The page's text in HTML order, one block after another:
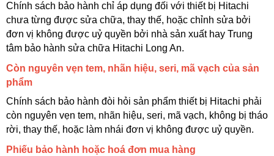
Chính sách bảo hành chỉ áp dụng đối với thiết bị Hitachi
chưa từng được sửa chữa, thay thế, hoặc chỉnh sửa bởi
đơn vị không được uỷ quyền bởi nhà sản xuất hay Trung
tâm bảo hành sửa chữa Hitachi Long An.
Còn nguyên vẹn tem, nhãn hiệu, seri, mã vạch của sản
phẩm
Chính sách bảo hành đòi hỏi sản phẩm thiết bị Hitachi phải
còn nguyên vẹn tem, nhãn hiệu, seri, mã vạch, không bị tháo
rời, thay thế, hoặc làm nhái đơn vị không được uỷ quyền.
Phiếu bảo hành hoặc hoá đơn mua hàng